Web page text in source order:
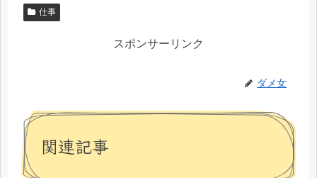
仕事
スポンサーリンク
ダメ女
関連記事